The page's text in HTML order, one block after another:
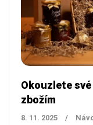
Okouzlete
zbožím
8. 11. 2025 /